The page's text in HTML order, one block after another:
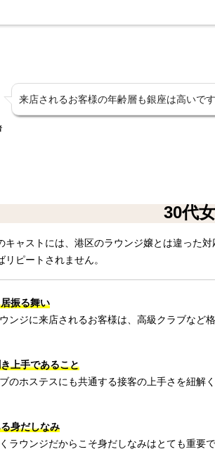
来店されるお客様の年齢層も銀座は高いです
30代
キャストには、港区のラウンジ嬢とは違った
リピートされません。
振る舞い
ンジに来店されるお客様は、高級クラブなど
上手であること
のホステスにも共通する接客の上手さを紐解
身だしなみ
ラウンジだからこそ身だしなみはとても重要